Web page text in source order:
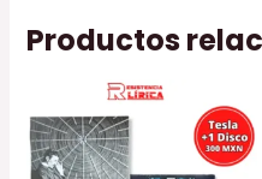
Productos